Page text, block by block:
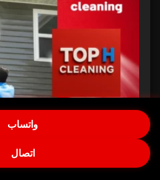
تنظيف فلل بعد التشطيب في دبي
واتساب
اتصال